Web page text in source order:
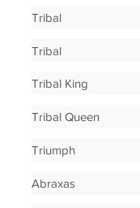
Tribal
Tribal
Tribal King
Tribal Queen
Triumph
Abraxas